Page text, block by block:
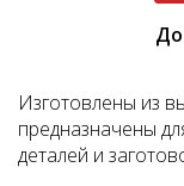
Изготовлены из
предназначены
деталей и